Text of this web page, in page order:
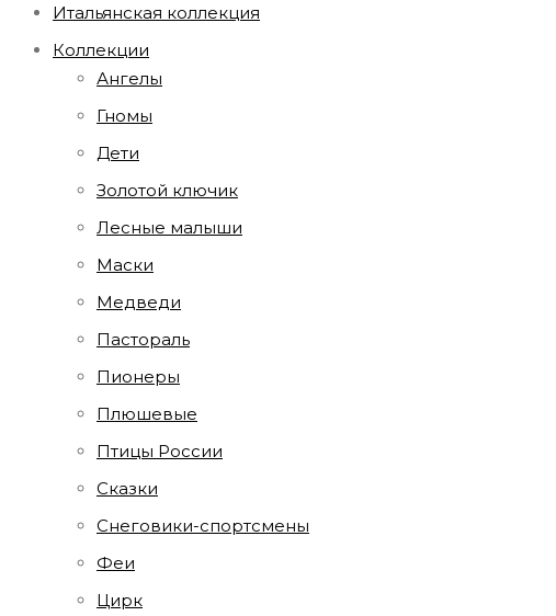
Итальянская коллекция
Коллекции
Ангелы
Гномы
Дети
Золотой ключик
Лесные малыши
Маски
Медведи
Пастораль
Пионеры
Плюшевые
Птицы России
Сказки
Снеговики-спортсмены
Феи
Цирк